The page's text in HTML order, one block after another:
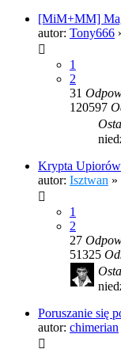
[MiM+MM]
autor: Tony666
1
2
31
120597
Krypta Upiorów
autor: Isztwan »
1
2
27
51325
Poruszanie się
autor: chimerian